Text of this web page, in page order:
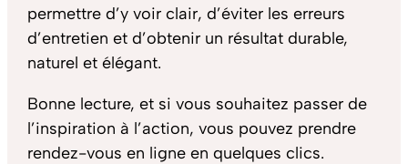
permettre d’y voir clair, d’éviter les erreurs
d’entretien et d’obtenir un résultat durable,
naturel et élégant.
Bonne lecture, et si vous souhaitez passer de
l’inspiration à l’action, vous pouvez prendre
rendez-vous en ligneen quelques clics.